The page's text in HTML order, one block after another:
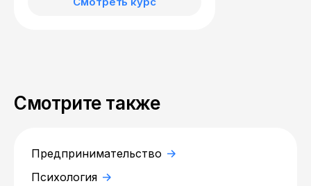
Смотрите также
Предпринимательство
Психология